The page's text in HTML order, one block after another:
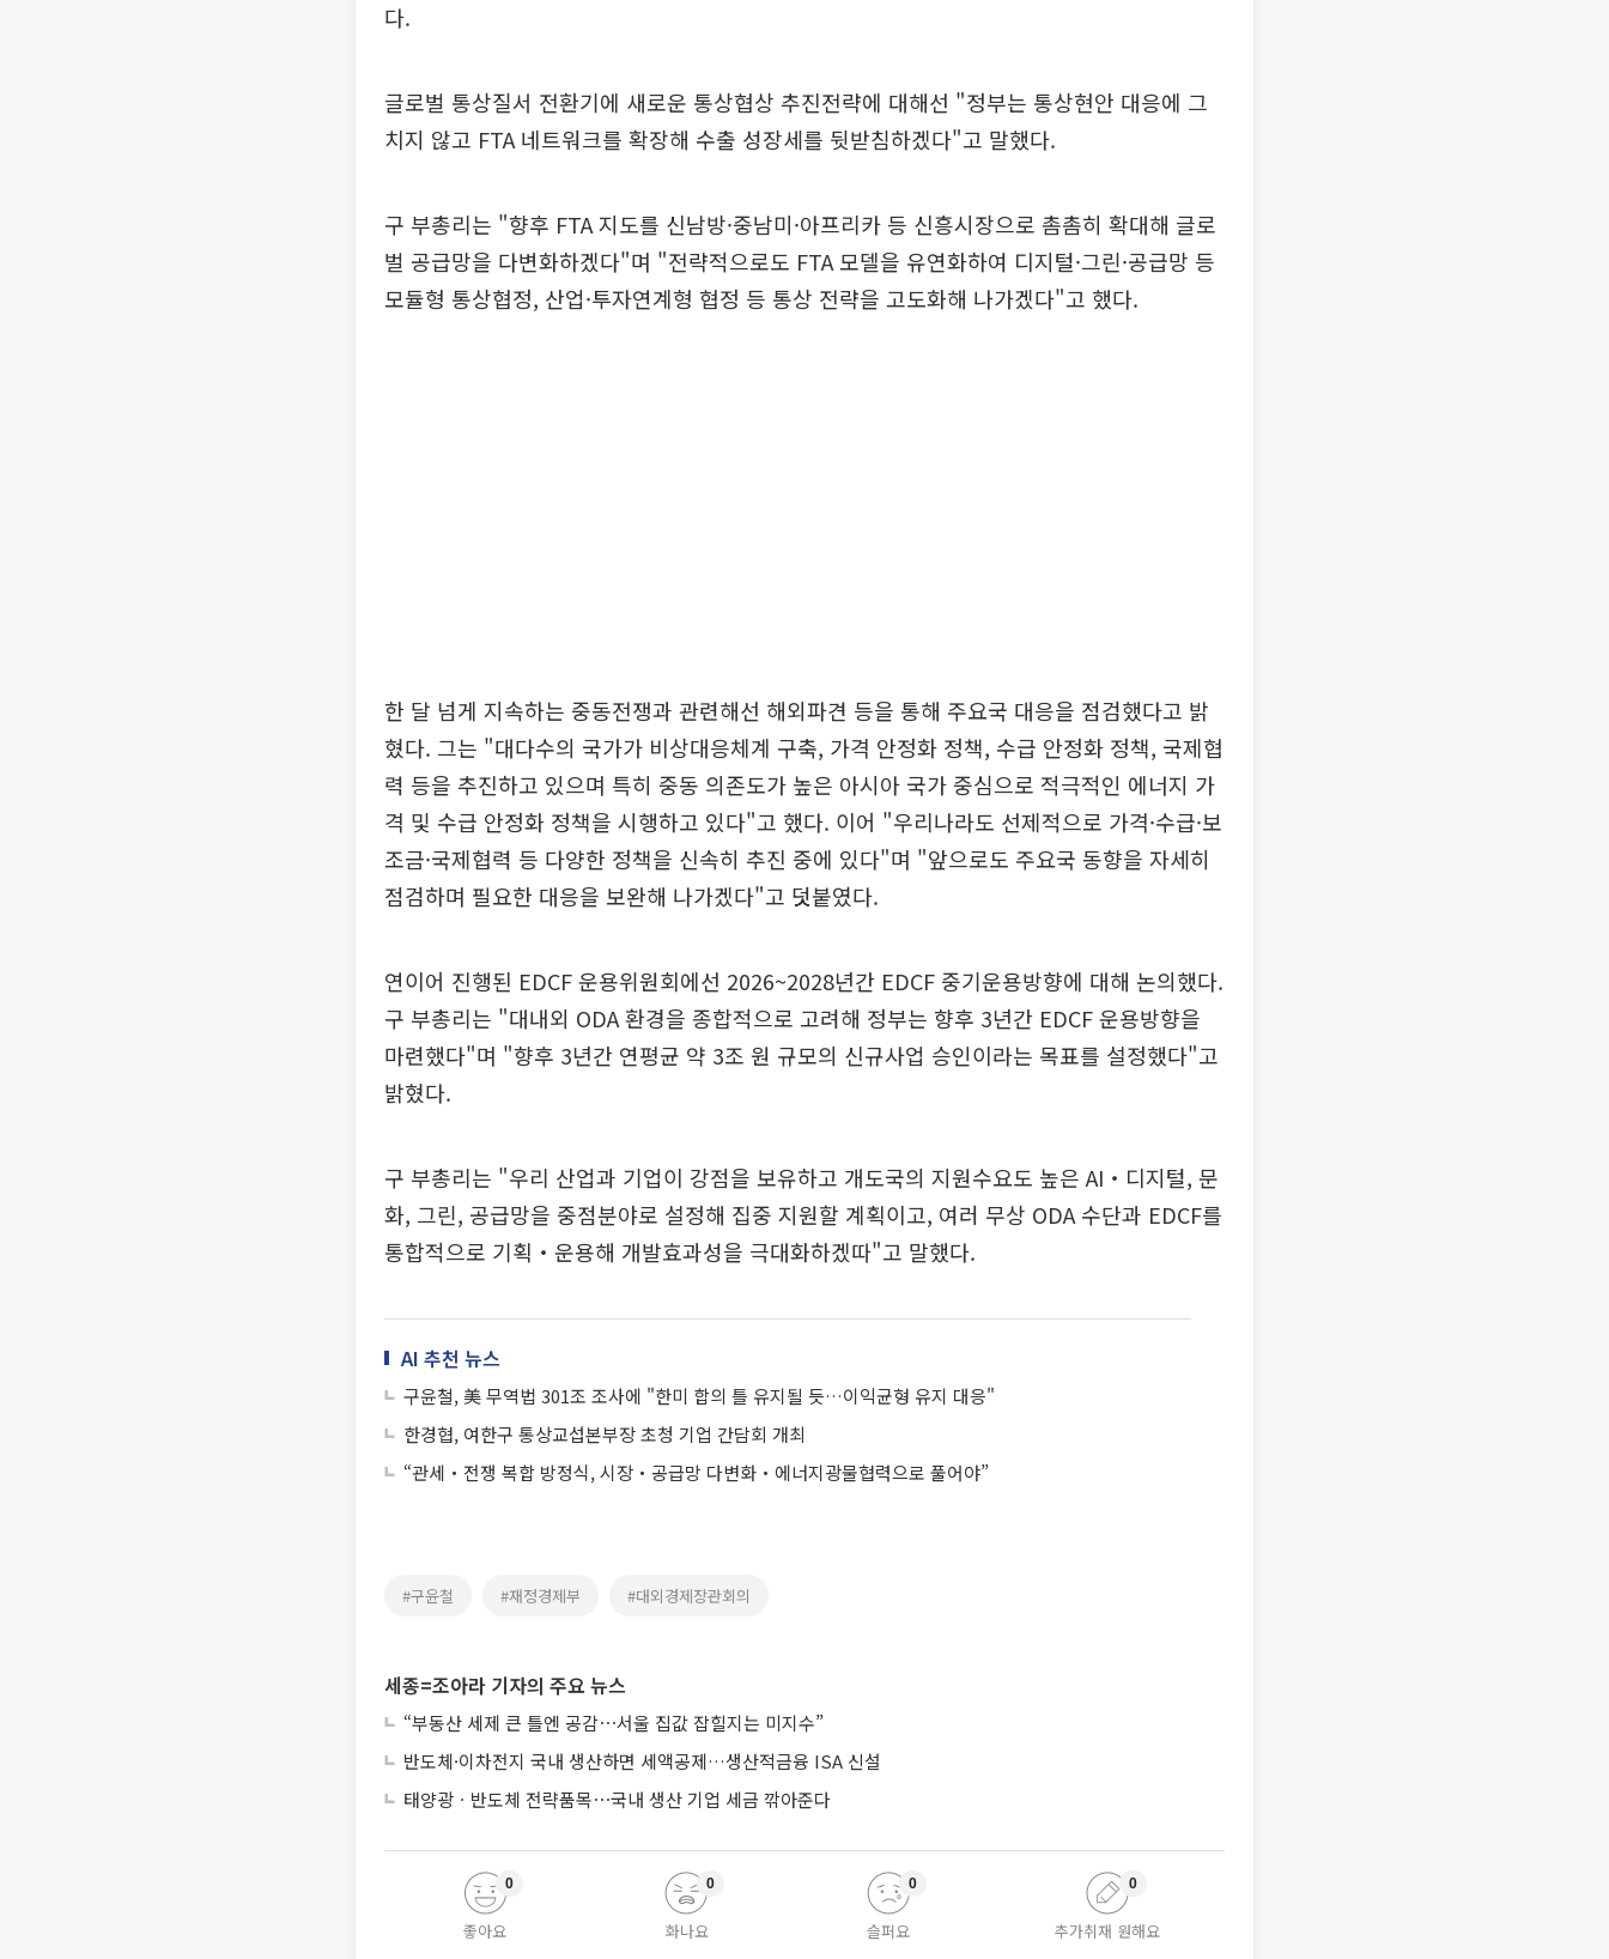
다.
글로벌 통상질서 전환기에 새로운 통상협상 추진전략에 대해선 "정부는 통상현안 대응에 그
치지 않고 FTA 네트워크를 확장해 수출 성장세를 뒷받침하겠다"고 말했다.
구 부총리는 "향후 FTA 지도를 신남방·중남미·아프리카 등 신흥시장으로 촘촘히 확대해 글로
벌 공급망을 다변화하겠다"며 "전략적으로도 FTA 모델을 유연화하여 디지털·그린·공급망 등
모듈형 통상협정, 산업·투자연계형 협정 등 통상 전략을 고도화해 나가겠다"고 했다.
한 달 넘게 지속하는 중동전쟁과 관련해선 해외파견 등을 통해 주요국 대응을 점검했다고 밝
혔다. 그는 "대다수의 국가가 비상대응체계 구축, 가격 안정화 정책, 수급 안정화 정책, 국제협
력 등을 추진하고 있으며 특히 중동 의존도가 높은 아시아 국가 중심으로 적극적인 에너지 가
격 및 수급 안정화 정책을 시행하고 있다"고 했다. 이어 "우리나라도 선제적으로 가격·수급·보
조금·국제협력 등 다양한 정책을 신속히 추진 중에 있다"며 "앞으로도 주요국 동향을 자세히
점검하며 필요한 대응을 보완해 나가겠다"고 덧붙였다.
연이어 진행된 EDCF 운용위원회에선 2026~2028년간 EDCF 중기운용방향에 대해 논의했다.
구 부총리는 "대내외 ODA 환경을 종합적으로 고려해 정부는 향후 3년간 EDCF 운용방향을
마련했다"며 "향후 3년간 연평균 약 3조 원 규모의 신규사업 승인이라는 목표를 설정했다"고
밝혔다.
구 부총리는 "우리 산업과 기업이 강점을 보유하고 개도국의 지원수요도 높은 AI‧디지털, 문
화, 그린, 공급망을 중점분야로 설정해 집중 지원할 계획이고, 여러 무상 ODA 수단과 EDCF를
통합적으로 기획‧운용해 개발효과성을 극대화하겠따"고 말했다.
AI 추천 뉴스
구윤철, 美 무역법 301조 조사에 "한미 합의 틀 유지될 듯…이익균형 유지 대응"
한경협, 여한구 통상교섭본부장 초청 기업 간담회 개최
“관세‧전쟁 복합 방정식, 시장‧공급망 다변화‧에너지광물협력으로 풀어야”
#구윤철 #재정경제부 #대외경제장관회의
세종=조아라 기자의 주요 뉴스
“부동산 세제 큰 틀엔 공감⋯서울 집값 잡힐지는 미지수”
반도체·이차전지 국내 생산하면 세액공제…생산적금융 ISA 신설
태양광ㆍ반도체 전략품목⋯국내 생산 기업 세금 깎아준다
좋아요
0
화나요
0
슬퍼요
0
추가취재 원해요
0